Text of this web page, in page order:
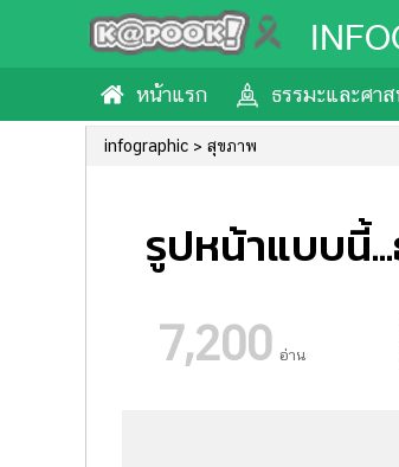
หน้าแรก ธรรมะและศา
infographic สุขภาพ
รูปหน้าแบบนี้
7,200 อ่าน